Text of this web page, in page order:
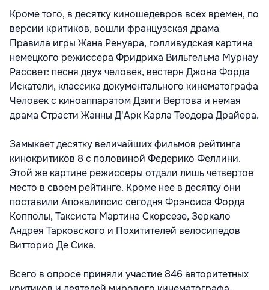
Кроме того, в десятку киношедевров всех времен, по
версии критиков, вошли французская драма
Правила игры Жана Ренуара, голливудская картина
немецкого режиссера Фридриха Вильгельма Мурнау
Рассвет: песня двух человек, вестерн Джона Форда
Искатели, классика документального кинематографа
Человек с киноаппаратом Дзиги Вертова и немая
драма Страсти Жанны Д'Арк Карла Теодора Драйера.
Замыкает десятку величайших фильмов рейтинга
кинокритиков 8 с половиной Федерико Феллини.
Этой же картине режиссеры отдали лишь четвертое
место в своем рейтинге. Кроме нее в десятку они
поставили Апокалипсис сегодня Фрэнсиса Форда
Копполы, Таксиста Мартина Скорсезе, Зеркало
Андрея Тарковского и Похитителей велосипедов
Витторио Де Сика.
Всего в опросе приняли участие 846 авторитетных